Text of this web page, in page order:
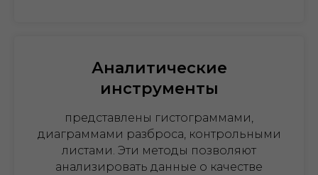
Аналитические
инструменты
представлены гистограммами,
диаграммами разброса, контрольными
листами. Эти методы позволяют
анализировать данные о качестве